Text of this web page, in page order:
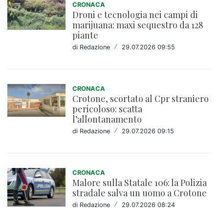
CRONACA
Droni e tecnologia nei campi di
marijuana: maxi sequestro da 128
piante
di Redazione / 29.07.2026 09:55
CRONACA
Crotone, scortato al Cpr straniero
pericoloso: scatta
l’allontanamento
di Redazione / 29.07.2026 09:15
CRONACA
Malore sulla Statale 106: la Polizia
stradale salva un uomo a Crotone
di Redazione / 29.07.2026 08:24